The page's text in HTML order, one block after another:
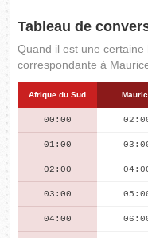
Tableau de
Quand il est une
correspondante à
Afrique du Sud
00:00
01:00
02:00
03:00
04:00